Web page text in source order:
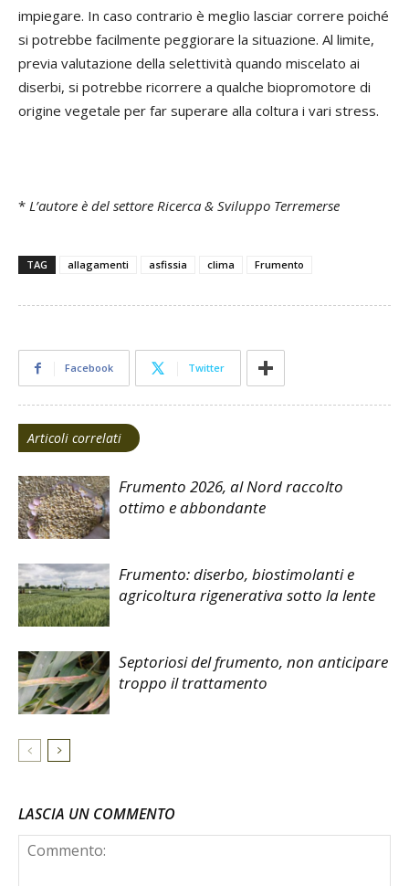
impiegare. In caso contrario è meglio lasciar correre poiché
si potrebbe facilmente peggiorare la situazione. Al limite,
previa valutazione della selettività quando miscelato ai
diserbi, si potrebbe ricorrere a qualche biopromotore di
origine vegetale per far superare alla coltura i vari stress.
* L’autore è del settore Ricerca & Sviluppo Terremerse
TAG allagamenti asfissia clima Frumento
Facebook Twitter
Articoli correlati
Frumento 2026, al Nord raccolto
ottimo e abbondante
Frumento: diserbo, biostimolanti e
agricoltura rigenerativa sotto la lente
Septoriosi del frumento, non anticipare
troppo il trattamento
LASCIA UN COMMENTO